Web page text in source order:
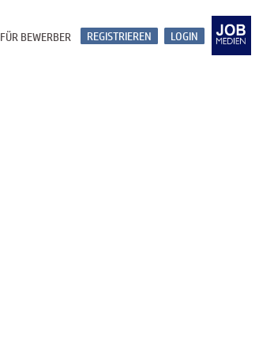
LOGIN
REGISTRIEREN
FÜR BEWERBER